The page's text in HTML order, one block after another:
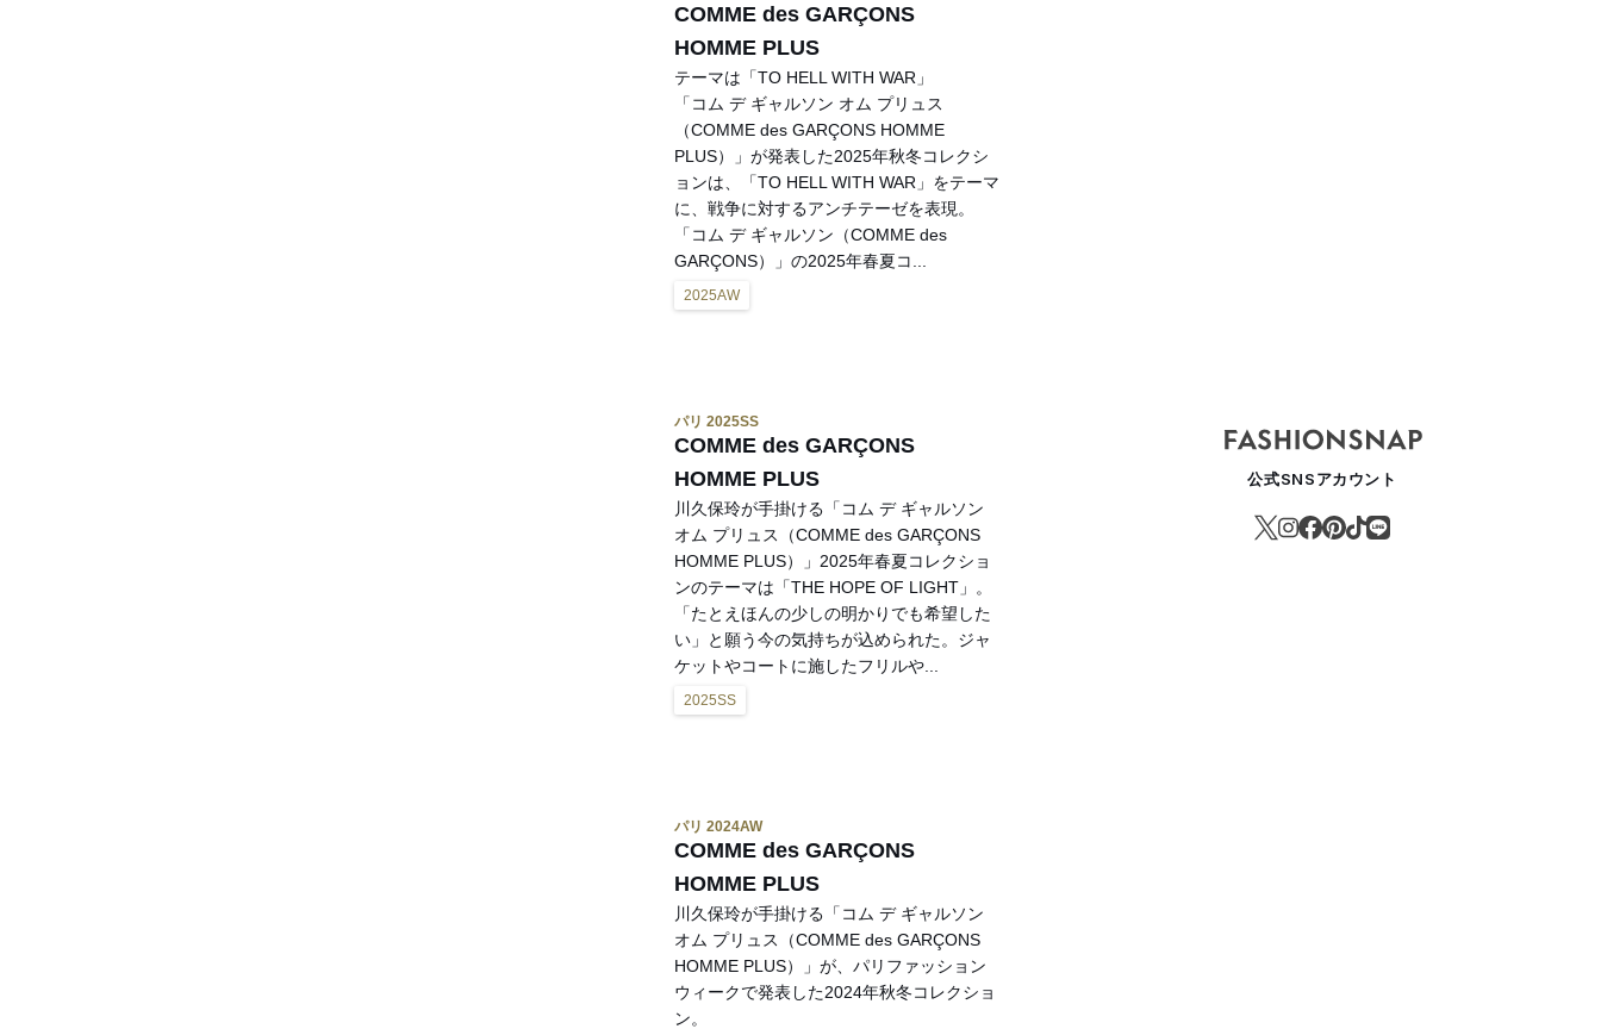
COMME des GARÇONS
HOMME PLUS
テーマは「TO HELL WITH WAR」
「コム デ ギャルソン オム プリュス
（COMME des GARÇONS HOMME
PLUS）」が発表した2025年秋冬コレクシ
ョンは、「TO HELL WITH WAR」をテーマ
に、戦争に対するアンチテーゼを表現。
「コム デ ギャルソン（COMME des
GARÇONS）」の2025年春夏コ...
2025AW
パリ 2025SS
COMME des GARÇONS
HOMME PLUS
川久保玲が手掛ける「コム デ ギャルソン
オム プリュス（COMME des GARÇONS
HOMME PLUS）」2025年春夏コレクショ
ンのテーマは「THE HOPE OF LIGHT」。
「たとえほんの少しの明かりでも希望した
い」と願う今の気持ちが込められた。ジャ
ケットやコートに施したフリルや...
2025SS
パリ 2024AW
COMME des GARÇONS
HOMME PLUS
川久保玲が手掛ける「コム デ ギャルソン
オム プリュス（COMME des GARÇONS
HOMME PLUS）」が、パリファッション
ウィークで発表した2024年秋冬コレクショ
ン。
公式SNSアカウント